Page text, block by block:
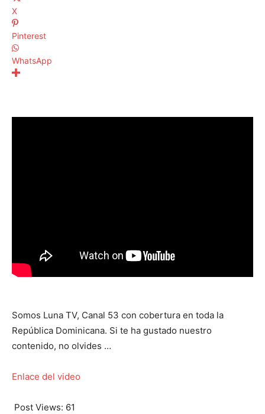
X
Pinterest
WhatsApp
Somos Luna TV, Canal 53 con cobertura en toda la
República Dominicana. Si te ha gustado nuestro
contenido, no olvides …
Enlace del video
Post Views: 61